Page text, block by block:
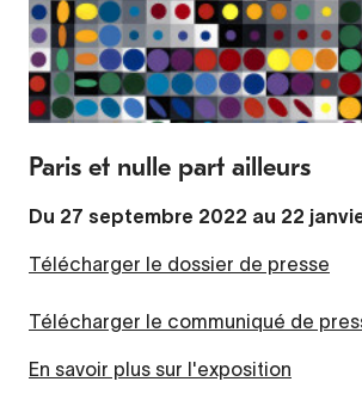
Paris et nulle part ailleurs
Du 27 septembre 2022 au 22
Télécharger le dossier de presse
Télécharger le communiqué de
En savoir plus sur l'exposition